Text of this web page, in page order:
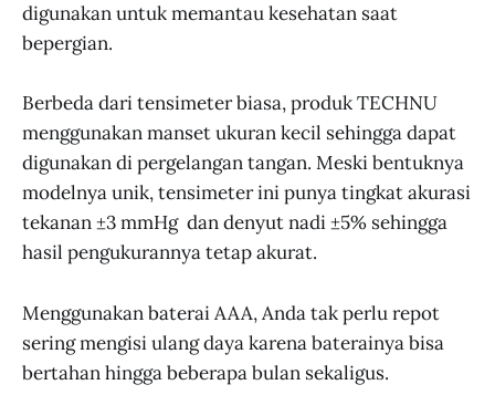
digunakan untuk memantau kesehatan saat
bepergian.
Berbeda dari tensimeter biasa, produk TECHNU
menggunakan manset ukuran kecil sehingga dapat
digunakan di pergelangan tangan. Meski bentuknya
modelnya unik, tensimeter ini punya tingkat akurasi
tekanan ±3 mmHg dan denyut nadi ±5% sehingga
hasil pengukurannya tetap akurat.
Menggunakan baterai AAA, Anda tak perlu repot
sering mengisi ulang daya karena baterainya bisa
bertahan hingga beberapa bulan sekaligus.